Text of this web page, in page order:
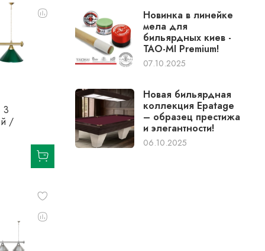
3
/
Новинка в линейке
мела для
бильярдных киев -
TAO-MI Premium!
07.10.2025
Новая бильярдная
коллекция Epatage
– образец престижа
и элегантности!
06.10.2025